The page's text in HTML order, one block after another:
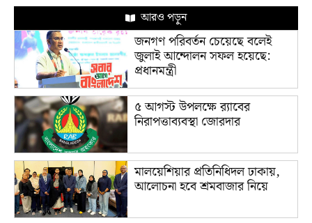
আরও পড়ুন
জনগণ পরিবর্তন চেয়েছে বলেই
জুলাই আন্দোলন সফল হয়েছে:
প্রধানমন্ত্রী
৫ আগস্ট উপলক্ষে র‌্যাবের
নিরাপত্তাব্যবস্থা জোরদার
মালয়েশিয়ার প্রতিনিধিদল ঢাকায়,
আলোচনা হবে শ্রমবাজার নিয়ে